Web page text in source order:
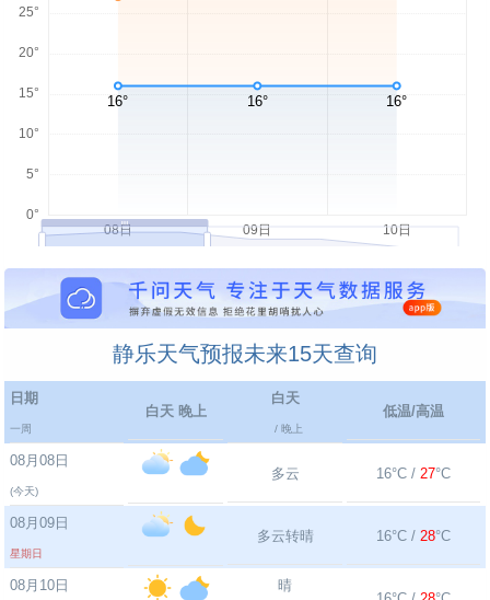
静乐天气预报未来15天查询
日期
一周
白天 晚上
白天
/ 晚上
低温/高温
08月08日
(今天)
多云 16°C / 27°C
08月09日
星期日
多云转晴 16°C / 28°C
08月10日
晴